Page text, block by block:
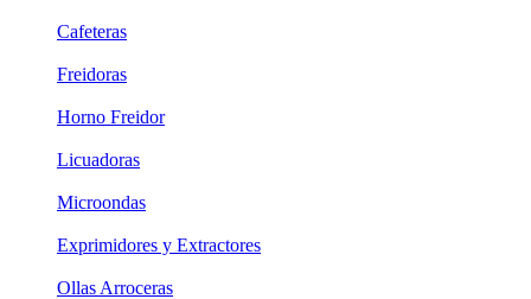
Cafeteras
Freidoras
Horno Freidor
Licuadoras
Microondas
Exprimidores y Extractores
Ollas Arroceras